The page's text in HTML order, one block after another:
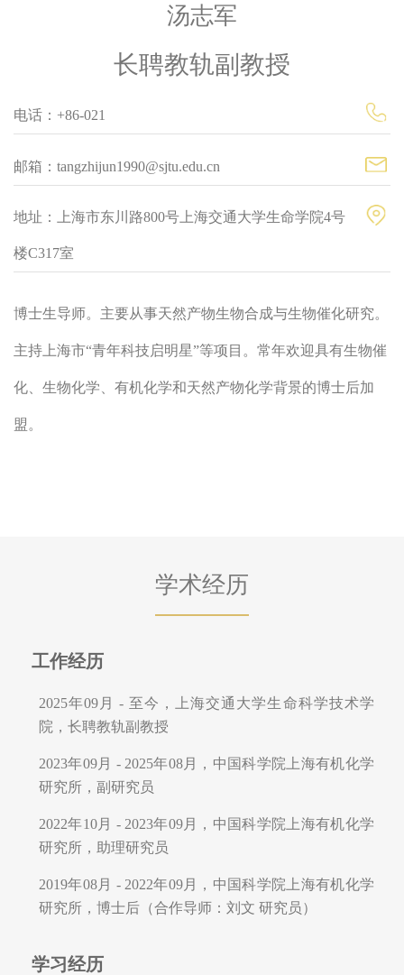
汤志军
长聘教轨副教授
电话：+86-021
邮箱：tangzhijun1990@sjtu.edu.cn
地址：上海市东川路800号上海交通大学生命学院4号
楼C317室
博士生导师。主要从事天然产物生物合成与生物催化研究。
主持上海市“青年科技启明星”等项目。常年欢迎具有生物催
化、生物化学、有机化学和天然产物化学背景的博士后加
盟。
学术经历
工作经历
2025年09月 - 至今，上海交通大学生命科学技术学
院，长聘教轨副教授
2023年09月 - 2025年08月，中国科学院上海有机化学
研究所，副研究员
2022年10月 - 2023年09月，中国科学院上海有机化学
研究所，助理研究员
2019年08月 - 2022年09月，中国科学院上海有机化学
研究所，博士后（合作导师：刘文 研究员）
学习经历